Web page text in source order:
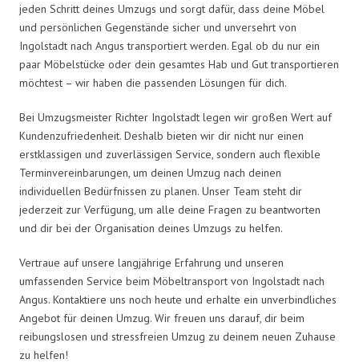
jeden Schritt deines Umzugs und sorgt dafür, dass deine Möbel
und persönlichen Gegenstände sicher und unversehrt von
Ingolstadt nach Angus transportiert werden. Egal ob du nur ein
paar Möbelstücke oder dein gesamtes Hab und Gut transportieren
möchtest – wir haben die passenden Lösungen für dich.
Bei Umzugsmeister Richter Ingolstadt legen wir großen Wert auf
Kundenzufriedenheit. Deshalb bieten wir dir nicht nur einen
erstklassigen und zuverlässigen Service, sondern auch flexible
Terminvereinbarungen, um deinen Umzug nach deinen
individuellen Bedürfnissen zu planen. Unser Team steht dir
jederzeit zur Verfügung, um alle deine Fragen zu beantworten
und dir bei der Organisation deines Umzugs zu helfen.
Vertraue auf unsere langjährige Erfahrung und unseren
umfassenden Service beim Möbeltransport von Ingolstadt nach
Angus. Kontaktiere uns noch heute und erhalte ein unverbindliches
Angebot für deinen Umzug. Wir freuen uns darauf, dir beim
reibungslosen und stressfreien Umzug zu deinem neuen Zuhause
zu helfen!